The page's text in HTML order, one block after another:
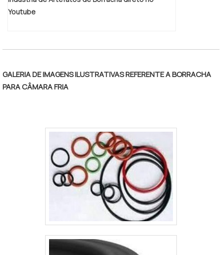
clientes, a empresa entende que seu
melhor destaque é conquistar a confiança
apontada de forma positiva no segmento
por toda seriedade e qualidade, o que
Youtube
GALERIA DE IMAGENS ILUSTRATIVAS REFERENTE A BORRACHA
PARA CÂMARA FRIA